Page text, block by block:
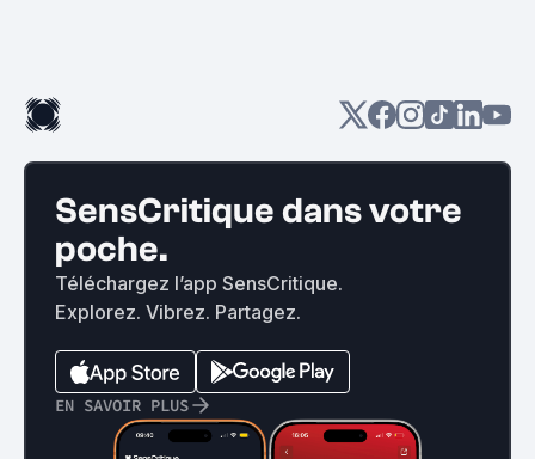
SensCritique dans votre
poche.
Téléchargez l’app SensCritique.
Explorez. Vibrez. Partagez.
EN SAVOIR PLUS